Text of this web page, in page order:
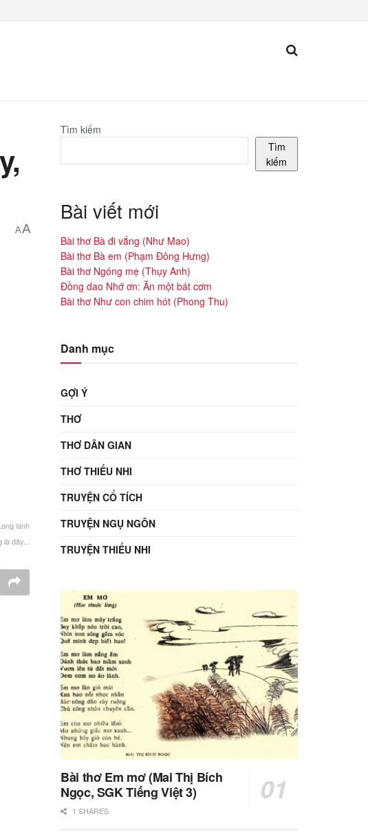
AA
lanh
đây...
Tìm kiếm
Tìm
kiếm
Bài viết mới
Bài thơ Bà đi vắng (Như Mao)
Bài thơ Bà em (Phạm Đông Hưng)
Bài thơ Ngóng mẹ (Thụy Anh)
Đồng dao Nhớ ơn: Ăn một bát cơm
Bài thơ Như con chim hót (Phong Thu)
Danh mục
GỢI Ý
THƠ
THƠ DÂN GIAN
THƠ THIẾU NHI
TRUYỆN CỔ TÍCH
TRUYỆN NGỤ NGÔN
TRUYỆN THIẾU NHI
Bài thơ Em mơ (Mai Thị Bích
Ngọc, SGK Tiếng Việt 3)
1 SHARES